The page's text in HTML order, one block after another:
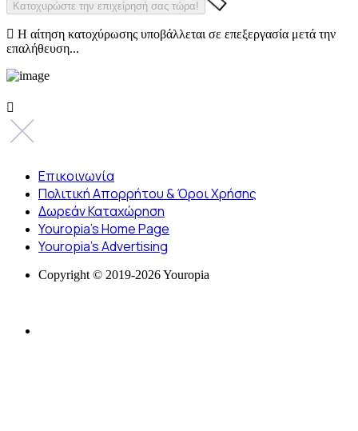
Η αίτηση κατοχύρωσης υποβάλλεται σε επεξεργασία μετά την
επαλήθευση...
Επικοινωνία
Πολιτική Απορρήτου & Όροι Χρήσης
Δωρεάν Καταχώρηση
Youropia’s Home Page
Youropia’s Advertising
Copyright © 2019-2026 Youropia